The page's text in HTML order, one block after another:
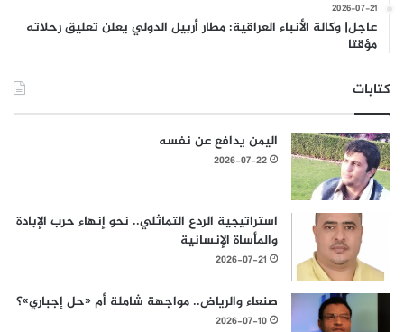
2026-07-21
عاجل| وكالة الأنباء العراقية: مطار أربيل الدولي يعلن تعليق رحلاته
مؤقتا
كتابات
اليمن يدافع عن نفسه
2026-07-22
استراتيجية الردع التماثلي.. نحو إنهاء حرب الإبادة
والمأساة الإنسانية
2026-07-21
صنعاء والرياض.. مواجهة شاملة أم «حل إجباري»؟
2026-07-10